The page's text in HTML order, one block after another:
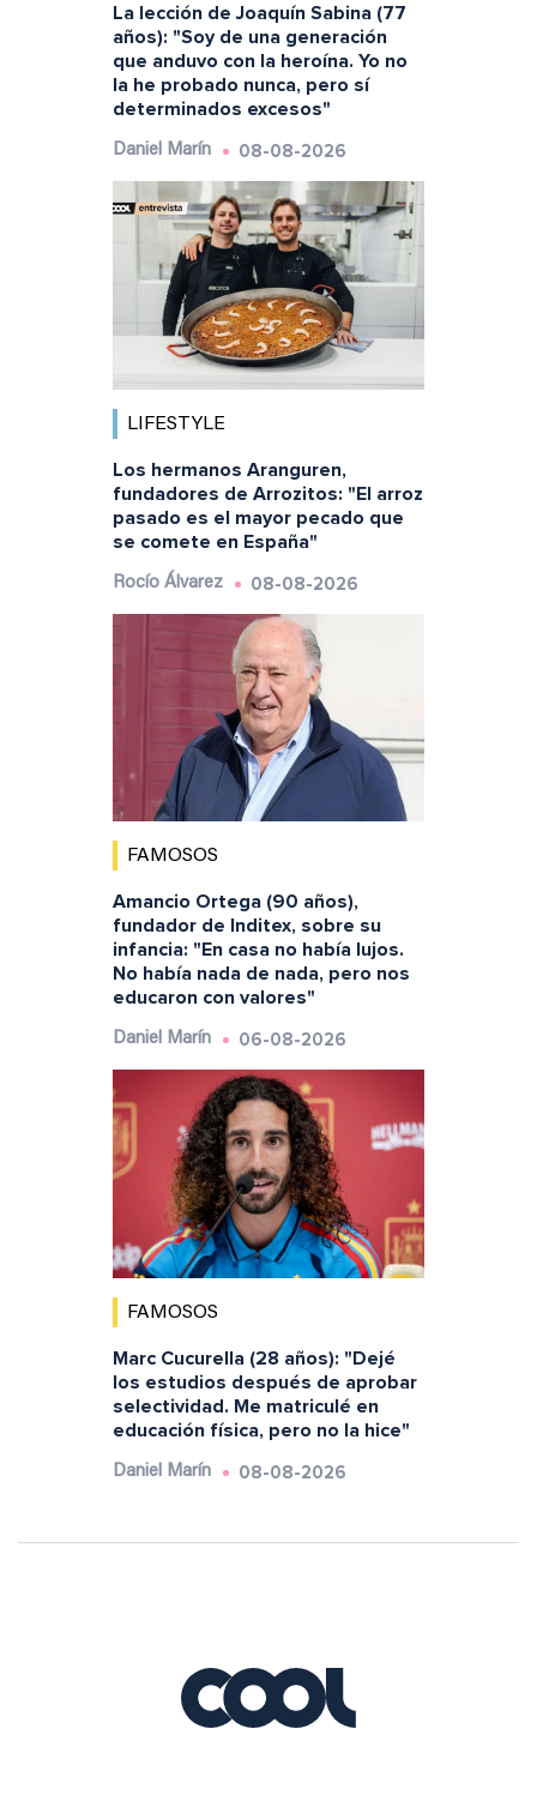
La lección de Joaquín Sabina (77
años): "Soy de una generación
que anduvo con la heroína. Yo no
la he probado nunca, pero sí
determinados excesos"
Daniel Marín 08-08-2026
LIFESTYLE
Los hermanos Aranguren,
fundadores de Arrozitos: "El arroz
pasado es el mayor pecado que
se comete en España"
Rocío Álvarez 08-08-2026
FAMOSOS
Amancio Ortega (90 años),
fundador de Inditex, sobre su
infancia: "En casa no había lujos.
No había nada de nada, pero nos
educaron con valores"
Daniel Marín 06-08-2026
FAMOSOS
Marc Cucurella (28 años): "Dejé
los estudios después de aprobar
selectividad. Me matriculé en
educación física, pero no la hice"
Daniel Marín 08-08-2026